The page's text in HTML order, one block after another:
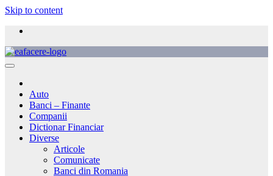
Skip to content
Auto
Banci – Finante
Companii
Dictionar Financiar
Diverse
Articole
Comunicate
Banci din Romania